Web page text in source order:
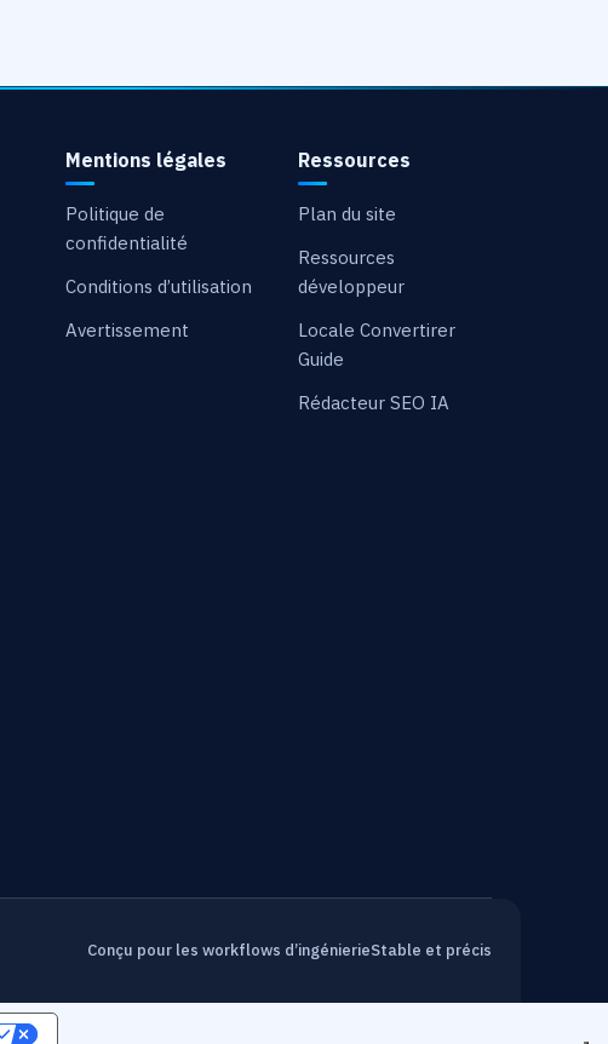
Mentions légales
Politique de
confidentialité
Conditions d’utilisation
Avertissement
Ressources
Plan du site
Ressources
développeur
Locale Convertirer
Guide
Rédacteur SEO IA
Conçu pour les workflows d’ingénierieStable et précis